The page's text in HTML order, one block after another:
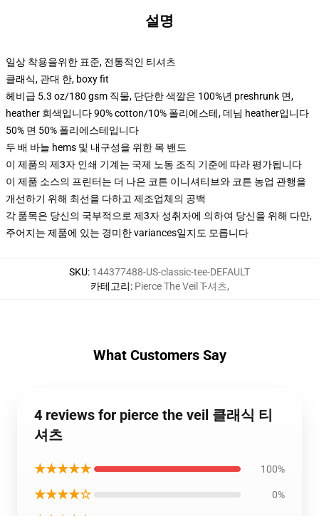
설명
일상 착용을위한 표준, 전통적인 티셔츠
클래식, 관대 한, boxy fit
헤비급 5.3 oz/180 gsm 직물, 단단한 색깔은 100%년 preshrunk 면,
heather 회색입니다 90% cotton/10% 폴리에스테, 데님 heather입니다
50% 면 50% 폴리에스테입니다
두 배 바늘 hems 및 내구성을 위한 목 밴드
이 제품의 제3자 인쇄 기계는 국제 노동 조직 기준에 따라 평가됩니다
이 제품 소스의 프린터는 더 나은 코튼 이니셔티브와 코튼 농업 관행을
개선하기 위해 최선을 다하고 제조업체의 공백
각 품목은 당신의 국부적으로 제3자 성취자에 의하여 당신을 위해 다만,
주어지는 제품에 있는 경미한 variances일지도 모릅니다
SKU: 144377488-US-classic-tee-DEFAULT
카테고리: Pierce The Veil T-셔츠,
What Customers Say
4 reviews for pierce the veil 클래식 티
셔츠
★★★★★ 100%
★★★★☆ 0%